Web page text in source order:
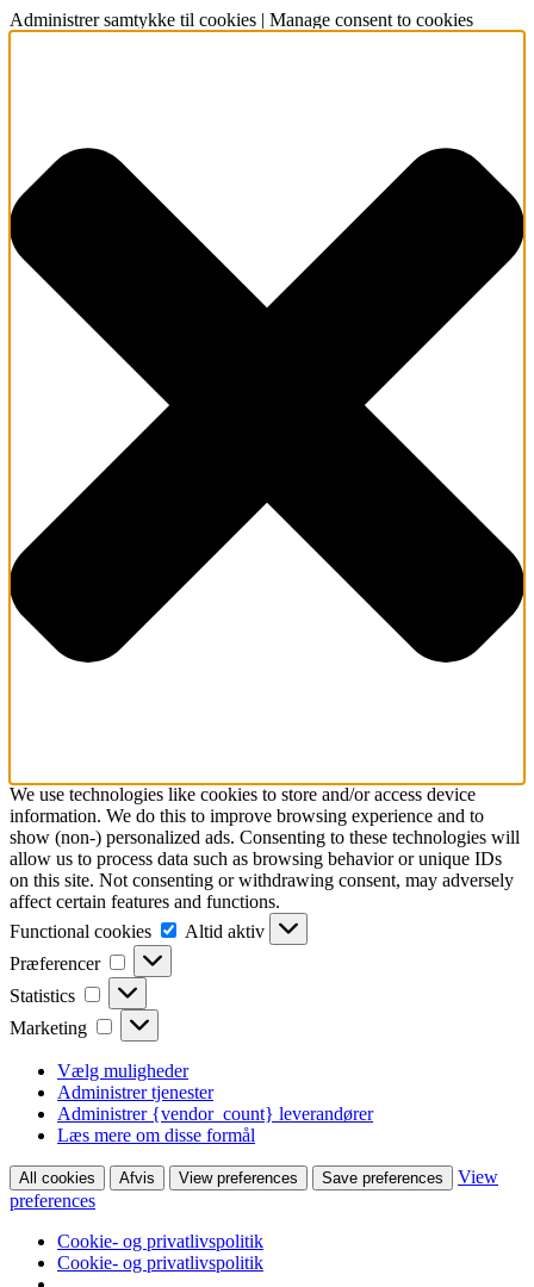
Administrer samtykke til cookies | Manage consent to cookies
We use technologies like cookies to store and/or access device
information. We do this to improve browsing experience and to
show (non-) personalized ads. Consenting to these technologies will
allow us to process data such as browsing behavior or unique IDs
on this site. Not consenting or withdrawing consent, may adversely
affect certain features and functions.
Functional cookies
Functional
cookies
Altid aktiv
Præferencer
Præferencer
Statistics Statistics
Marketing Marketing
Vælg muligheder
Administrer tjenester
Administrer {vendor_count} leverandører
Læs mere om disse formål
All cookies Afvis View preferences Save preferences
View
preferences
Cookie- og privatlivspolitik
Cookie- og privatlivspolitik